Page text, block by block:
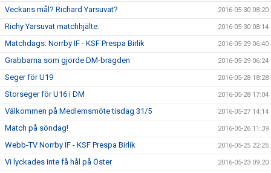
Veckans mål? Richard Yarsuvat? 2016-05-30 08:20
Richy Yarsuvat matchhjälte. 2016-05-30 08:14
Matchdags: Norrby IF - KSF Prespa Birlik 2016-05-29 06:40
Grabbarna som gjorde DM-bragden 2016-05-29 06:24
Seger för U19 2016-05-28 18:28
Storseger för U16 i DM 2016-05-28 17:04
Välkommen på Medlemsmöte tisdag 31/5 2016-05-27 14:14
Match på söndag! 2016-05-26 11:39
Webb-TV Norrby IF - KSF Prespa Birlik 2016-05-25 22:25
Vi lyckades inte få hål på Öster 2016-05-23 09:20